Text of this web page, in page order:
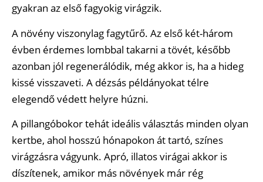
gyakran az első fagyokig virágzik.
A növény viszonylag fagytűrő. Az első két-három
évben érdemes lombbal takarni a tövét, később
azonban jól regenerálódik, még akkor is, ha a hideg
kissé visszaveti. A dézsás példányokat télre
elegendő védett helyre húzni.
A pillangóbokor tehát ideális választás minden olyan
kertbe, ahol hosszú hónapokon át tartó, színes
virágzásra vágyunk. Apró, illatos virágai akkor is
díszítenek, amikor más növények már rég